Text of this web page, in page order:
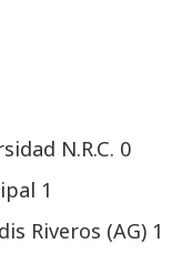
N.R.C. 0
1
Riveros (AG) 1